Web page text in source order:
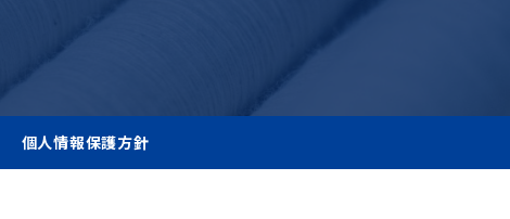
個人情報保護方針